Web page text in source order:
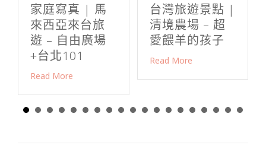
家庭寫真 | 馬
來西亞來台旅
遊 – 自由廣場
+台北101
Read More
台灣旅遊景點 |
清境農場 – 超
愛餵羊的孩子
Read More